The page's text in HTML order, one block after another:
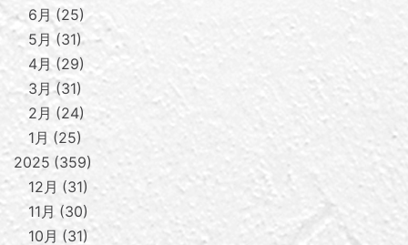
6月 25
5月
31
4月
29
3月
31
2月
24
1月
25
2025 359
12月
31
11月 30
10月
31